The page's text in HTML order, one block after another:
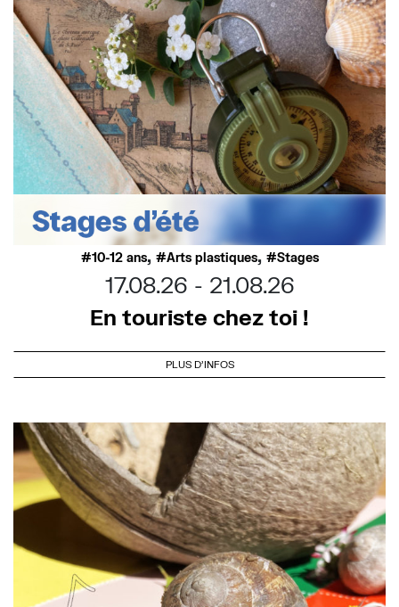
10-12 ans, Arts plastiques, Stages
17.08.26
21.08.26
En touriste chez toi !
PLUS D'INFOS